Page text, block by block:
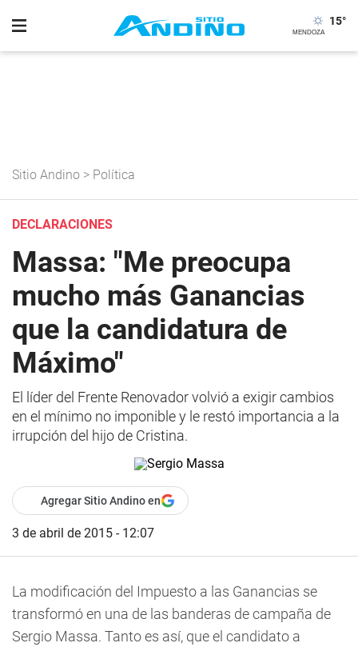
15°
Sitio Andino > Política
DECLARACIONES
Massa: "Me preocupa
mucho más Ganancias
que la candidatura de
Máximo‎"
El líder del Frente Renovador volvió a exigir cambios
en el mínimo no imponible y le restó importancia a la
irrupción del hijo de Cristina.
Agregar Sitio Andino en
3 de abril de 2015 - 12:07
La modificación del Impuesto a las Ganancias se
transformó en una de las banderas de campaña de
Sergio Massa. Tanto es así, que el candidato a